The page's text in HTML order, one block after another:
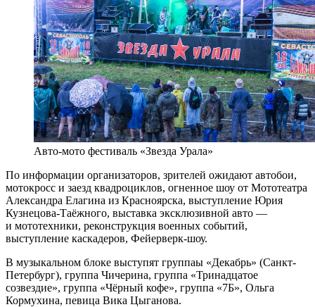
Авто-мото фестиваль «Звезда Урала»
По информации организаторов, зрителей ожидают автобои,
мотокросс и заезд квадроциклов, огненное шоу от Мототеатра
Александра Елагина из Красноярска, выступление Юрия
Кузнецова-Таёжного, выставка эксклюзивной авто —
и мототехники, реконструкция военных событий,
выступление каскадеров, Фейерверк-шоу.
В музыкальном блоке выступят группаы «Декабрь» (Санкт-
Петербург), группа Чичерина, группа «Тринадцатое
созвездие», группа «Чёрный кофе», группа «7Б», Ольга
Кормухина, певица Вика Цыганова.